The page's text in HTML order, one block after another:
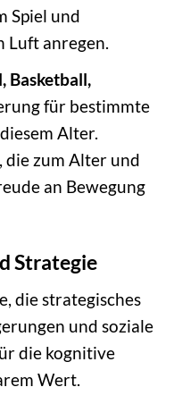
Spiel und
Luft anregen.
Basketball,
für bestimmte
Alter.
zum Alter und
an Bewegung
Strategie
die strategisches
und soziale
die kognitive
Wert.